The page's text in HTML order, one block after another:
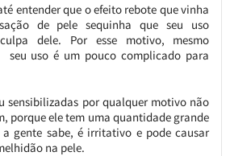
entender que o efeito rebote que vinha
de pele sequinha que seu uso
dele. Por esse motivo, mesmo
seu uso é um pouco complicado para
sensibilizadas por qualquer motivo não
porque ele tem uma quantidade grande
gente sabe, é irritativo e pode causar
na pele.